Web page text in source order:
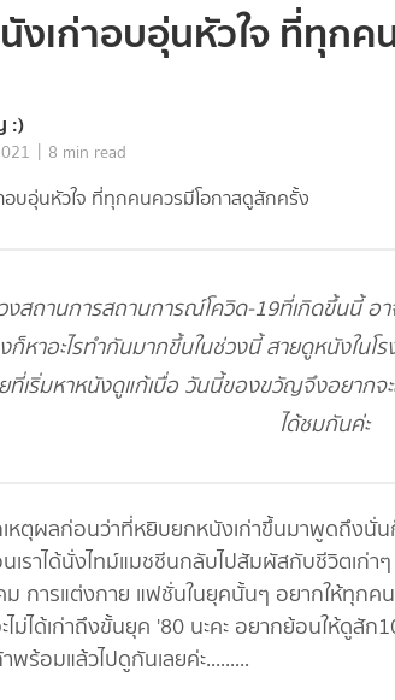
งเก่าอบอุ่นหัวใจ ที่ทุก
:)
| 8 min read
ถานการสถานการณ์โควิด-19ที่เกิดขึ้นนี้ อา
หาอะไรทำกันมากขึ้นในช่วงนี้ สายดูหนังในโ
เริ่มหาหนังดูแก้เบื่อ วันนี้ของขวัญจึงอยากจ
ได้ชมกันค่ะ
ลก่อนว่าที่หยิบยกหนังเก่าขึ้นมาพูดถึงนั่นก็เ
เราได้นั่งไทม์แมชชีนกลับไปสัมผัสกับชีวิตเก่าๆ
การแต่งกาย แฟชั่นในยุคนั้นๆ อยากให้ทุกค
ไม่ได้เก่าถึงขั้นยุค '80 นะคะ อยากย้อนให้ดูสัก
ร้อมแล้วไปดูกันเลยค่ะ.........